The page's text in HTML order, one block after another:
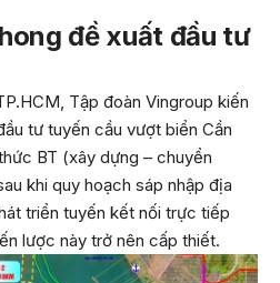
đề xuất đầu tư
Tập đoàn Vingroup kiến
tư tuyến cầu vượt biển Cần
BT (xây dựng – chuyển
khi quy hoạch sáp nhập địa
triển tuyến kết nối trực tiếp
lược này trở nên cấp thiết.